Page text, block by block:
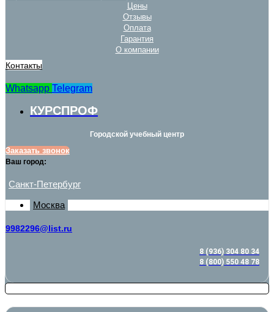
Цены
Отзывы
Оплата
Гарантия
О компании
Контакты
Whatsapp Telegram
КУРСПРОФ
Городской учебный центр
Заказать звонок
Ваш город:
Санкт-Петербург
Москва
9982296@list.ru
8 (936) 304 80 34
8 (800) 550 48 78